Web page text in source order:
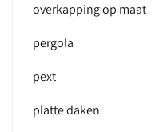
overkapping op maat
pergola
pext
platte daken